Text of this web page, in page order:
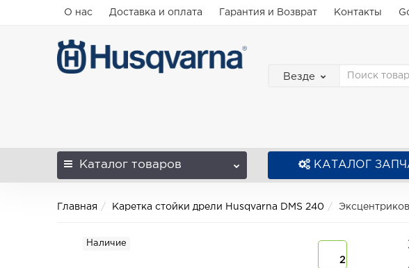
О нас Доставка и оплата Гарантия и Возврат Контакты
Везде
Каталог товаров КАТАЛОГ
Главная Каретка стойки дрели Husqvarna DMS 240
2
Наличие